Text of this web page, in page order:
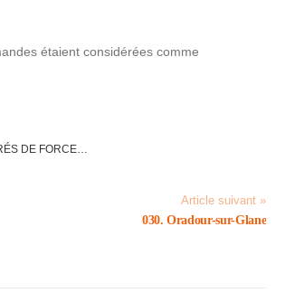
étaient consi­dé­rées comme
DE FORCE…
Article suivant »
030. Oradour-sur-Glane